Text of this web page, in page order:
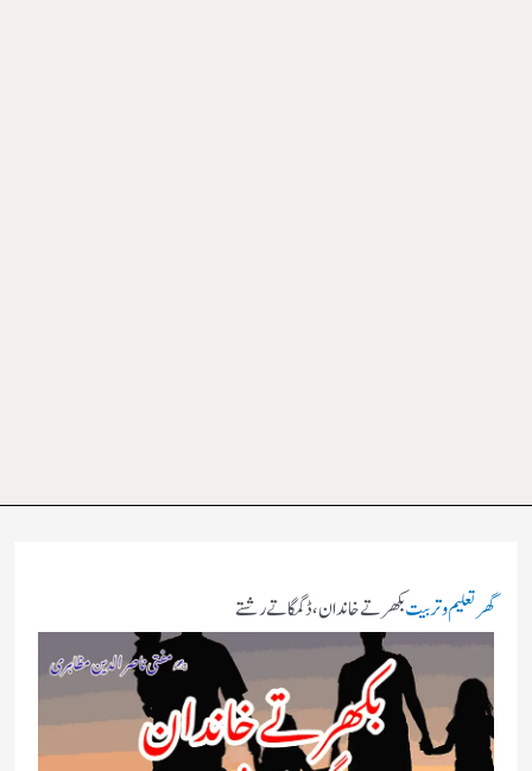
گھرتعلیم و تربیتبکھرتے خاندان، ڈگمگاتے رشتے